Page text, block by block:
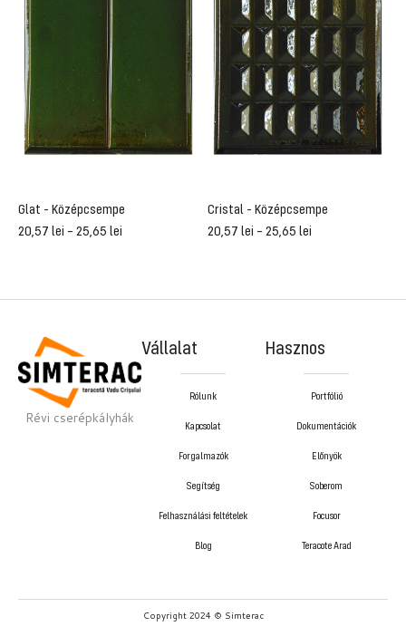
Glat - Középcsempe
20,57 lei – 25,65 lei
Cristal - Középcsempe
20,57 lei – 25,65 lei
Révi cserépkályhák
Vállalat
Rólunk
Kapcsolat
Forgalmazók
Segítség
Felhasználási feltételek
Blog
Hasznos
Portfólió
Dokumentációk
Előnyök
Soberom
Focusor
Teracote Arad
Copyright 2024 © Simterac